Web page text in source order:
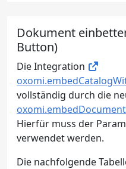
Dokument
Button)
Die Integration
vollständig durch die
oxomi.embedDocument
Hierfür muss der
verwendet werden.
Die nachfolgende